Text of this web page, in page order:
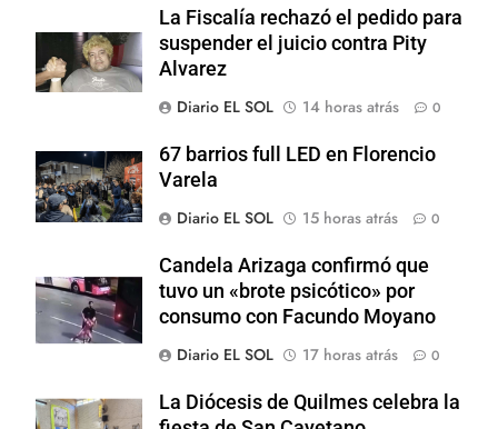
La Fiscalía rechazó el pedido para
suspender el juicio contra Pity
Alvarez
Diario EL SOL
14 horas atrás 0
67 barrios full LED en Florencio
Varela
Diario EL SOL
15 horas atrás 0
Candela Arizaga confirmó que
tuvo un «brote psicótico» por
consumo con Facundo Moyano
Diario EL SOL
17 horas atrás 0
La Diócesis de Quilmes celebra la